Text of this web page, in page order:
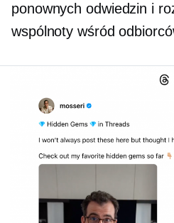
ponownych odwiedzin i
wspólnoty wśród